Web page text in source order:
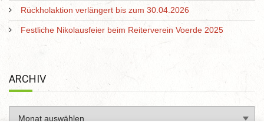
Rückholaktion verlängert bis zum 30.04.2026
Festliche Nikolausfeier beim Reiterverein Voerde 2025
ARCHIV